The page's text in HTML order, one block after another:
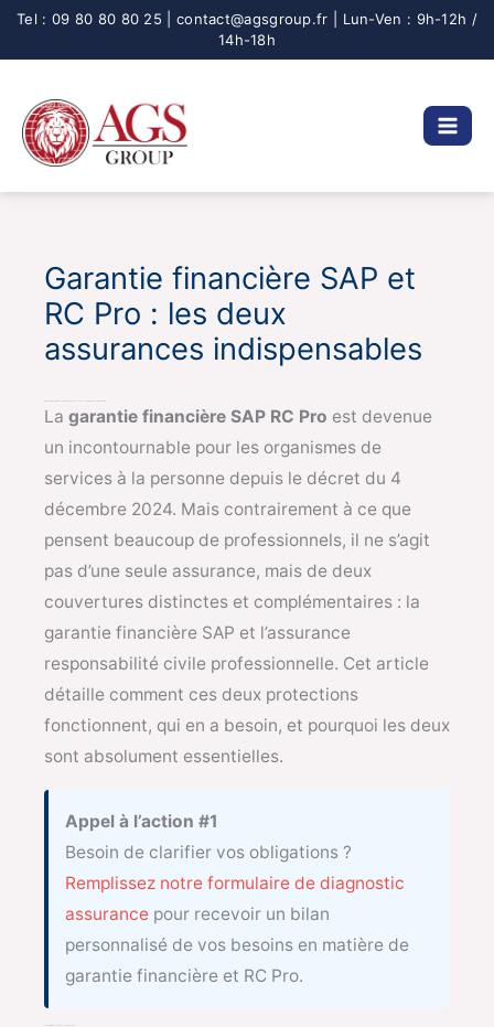
Aller
Garantie financière SAP et
RC Pro : les deux
assurances indispensables
La garantie financière SAP RC Pro est devenue
un incontournable pour les organismes de
services à la personne depuis le décret du 4
décembre 2024. Mais contrairement à ce que
pensent beaucoup de professionnels, il ne s’agit
pas d’une seule assurance, mais de deux
couvertures distinctes et complémentaires : la
garantie financière SAP et l’assurance
responsabilité civile professionnelle. Cet article
détaille comment ces deux protections
fonctionnent, qui en a besoin, et pourquoi les deux
sont absolument essentielles.
Appel à l’action #1
Besoin de clarifier vos obligations ?
Remplissez notre formulaire de diagnostic
assurance pour recevoir un bilan
personnalisé de vos besoins en matière de
garantie financière et RC Pro.